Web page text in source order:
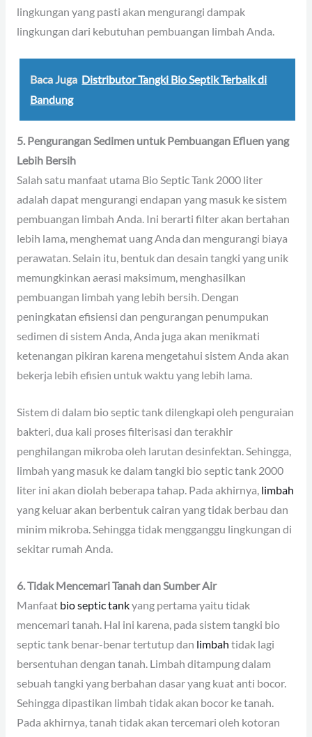
lingkungan yang pasti akan mengurangi dampak
lingkungan dari kebutuhan pembuangan limbah Anda.
Baca Juga Distributor Tangki Bio Septik Terbaik di
Bandung
5. Pengurangan Sedimen untuk Pembuangan Efluen yang
Lebih Bersih
Salah satu manfaat utama Bio Septic Tank 2000 liter
adalah dapat mengurangi endapan yang masuk ke sistem
pembuangan limbah Anda. Ini berarti filter akan bertahan
lebih lama, menghemat uang Anda dan mengurangi biaya
perawatan. Selain itu, bentuk dan desain tangki yang unik
memungkinkan aerasi maksimum, menghasilkan
pembuangan limbah yang lebih bersih. Dengan
peningkatan efisiensi dan pengurangan penumpukan
sedimen di sistem Anda, Anda juga akan menikmati
ketenangan pikiran karena mengetahui sistem Anda akan
bekerja lebih efisien untuk waktu yang lebih lama.
Sistem di dalam bio septic tank dilengkapi oleh penguraian
bakteri, dua kali proses filterisasi dan terakhir
penghilangan mikroba oleh larutan desinfektan. Sehingga,
limbah yang masuk ke dalam tangki bio septic tank 2000
liter ini akan diolah beberapa tahap. Pada akhirnya, limbah
yang keluar akan berbentuk cairan yang tidak berbau dan
minim mikroba. Sehingga tidak mengganggu lingkungan di
sekitar rumah Anda.
6. Tidak Mencemari Tanah dan Sumber Air
Manfaat bio septic tankyang pertama yaitu tidak
mencemari tanah. Hal ini karena, pada sistem tangki bio
septic tank benar-benar tertutup dan limbah tidak lagi
bersentuhan dengan tanah. Limbah ditampung dalam
sebuah tangki yang berbahan dasar yang kuat anti bocor.
Sehingga dipastikan limbah tidak akan bocor ke tanah.
Pada akhirnya, tanah tidak akan tercemari oleh kotoran